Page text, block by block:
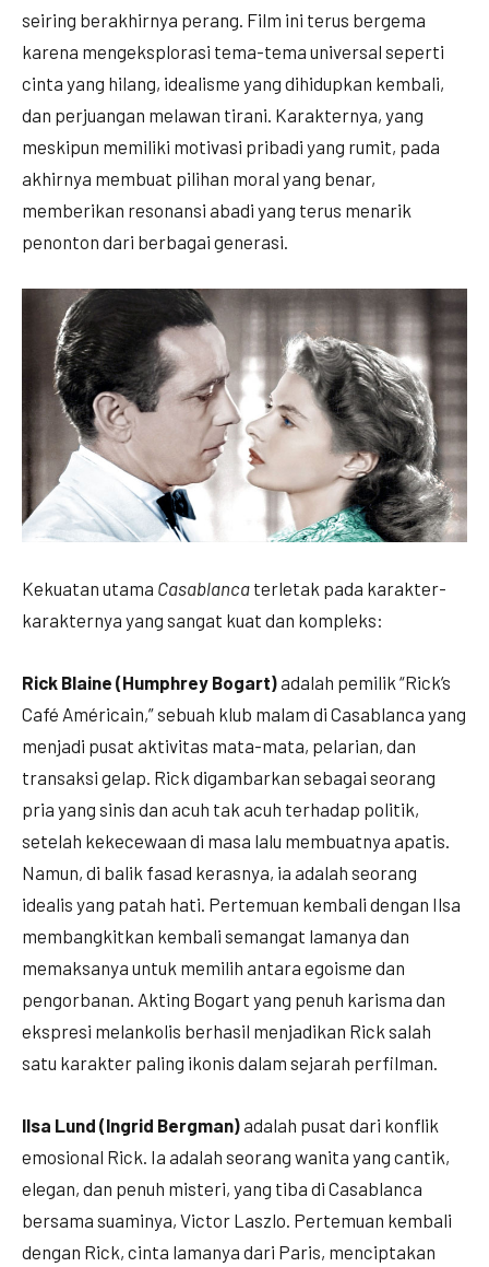
seiring berakhirnya perang. Film ini terus bergema
karena mengeksplorasi tema-tema universal seperti
cinta yang hilang, idealisme yang dihidupkan kembali,
dan perjuangan melawan tirani. Karakternya, yang
meskipun memiliki motivasi pribadi yang rumit, pada
akhirnya membuat pilihan moral yang benar,
memberikan resonansi abadi yang terus menarik
penonton dari berbagai generasi.
Kekuatan utama Casablanca terletak pada karakter-
karakternya yang sangat kuat dan kompleks:
Rick Blaine (Humphrey Bogart)adalah pemilik “Rick’s
Café Américain,” sebuah klub malam di Casablanca yang
menjadi pusat aktivitas mata-mata, pelarian, dan
transaksi gelap. Rick digambarkan sebagai seorang
pria yang sinis dan acuh tak acuh terhadap politik,
setelah kekecewaan di masa lalu membuatnya apatis.
Namun, di balik fasad kerasnya, ia adalah seorang
idealis yang patah hati. Pertemuan kembali dengan Ilsa
membangkitkan kembali semangat lamanya dan
memaksanya untuk memilih antara egoisme dan
pengorbanan. Akting Bogart yang penuh karisma dan
ekspresi melankolis berhasil menjadikan Rick salah
satu karakter paling ikonis dalam sejarah perfilman.
Ilsa Lund (Ingrid Bergman)adalah pusat dari konflik
emosional Rick. Ia adalah seorang wanita yang cantik,
elegan, dan penuh misteri, yang tiba di Casablanca
bersama suaminya, Victor Laszlo. Pertemuan kembali
dengan Rick, cinta lamanya dari Paris, menciptakan